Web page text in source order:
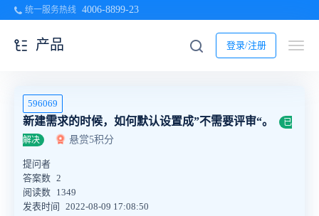
统一服务热线 4006-8899-23
登录/注册
产品
596069
新建需求的时候，如何默认设置成”不需要评审“。
已
解决
悬赏5积分
提问者
答案数 2
阅读数 1349
发表时间
2022-08-09 17:08:50